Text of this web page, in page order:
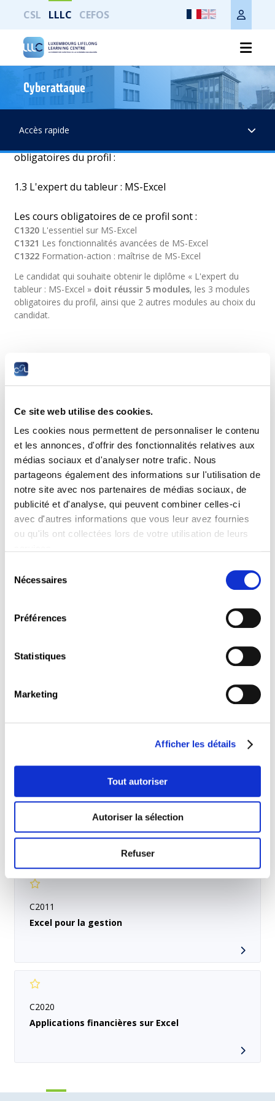
Ce site web utilise des cookies.
Les cookies nous permettent de personnaliser le contenu
et les annonces, d'offrir des fonctionnalités relatives aux
médias sociaux et d'analyser notre trafic. Nous
partageons également des informations sur l'utilisation de
notre site avec nos partenaires de médias sociaux, de
publicité et d'analyse, qui peuvent combiner celles-ci
avec d'autres informations que vous leur avez fournies
ou qu'ils ont collectées lors de votre utilisation de leurs
Nécessaires
Préférences
Statistiques
Marketing
Afficher les détails
Tout autoriser
Autoriser la sélection
Refuser
CSL LLLC CEFOS
Cyberattaque
Accès rapide
L'expert du tableur : MS-Excel
Il estrecommandéaux débutants en bureautique de
suivre le module : C1300 « Les fondamentaux de la
obligatoires du profil :
1.3 L'expert du tableur : MS-Excel
Les cours obligatoires de ce profil sont :
C1320 L'essentiel sur MS-Excel
C1321 Les fonctionnalités avancées de MS-Excel
C1322 Formation-action : maîtrise de MS-Excel
Le candidat qui souhaite obtenir le diplôme « L'expert du
tableur : MS-Excel » doit réussir 5 modules, les 3 modules
obligatoires du profil, ainsi que 2 autres modules au choix du
candidat.
Les participants doivent pouvoir disposer d'un ordinateur
pour s'entraîner.
C1320
L’essentiel sur MS-Excel
C1322
Modules de cours recommandés
C1300
Les fondamentaux de la bureautique
C2011
Excel pour la gestion
C2020
Applications financières sur Excel